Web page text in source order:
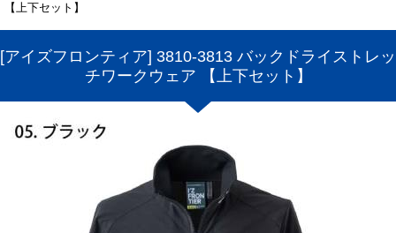
【上下セット】
[アイズフロンティア] 3810-3813 バックドライストレッ
チワークウェア 【上下セット】